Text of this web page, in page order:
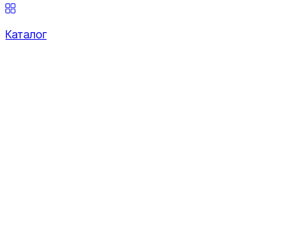
Каталог